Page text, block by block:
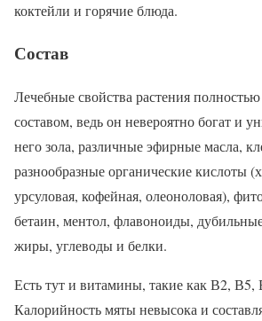
коктейли и горячие блюда.
Состав
Лечебные свойства растения
составом, ведь он невероятно богат и
него зола, различные эфирные масла,
разнообразные органические кислоты
урсуловая, кофейная, олеоноловая),
бетаин, ментол, флавоноиды,
жиры, углеводы и белки.
Есть тут и витамины, такие как В2,
Калорийность мяты невысока и